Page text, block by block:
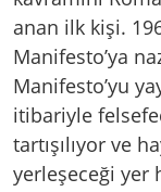
anan ilk kişi.
Manifesto’ya
Manifesto’yu
itibariyle
tartışılıyor ve
yerleşeceği yer